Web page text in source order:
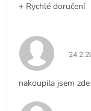
+ Rychlé doručení
nakoupila jsem